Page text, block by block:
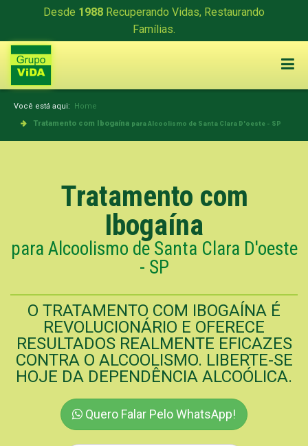
Desde 1988 Recuperando Vidas, Restaurando
Famílias.
Você está aqui: Home
Tratamento com Ibogaína para Alcoolismo de Santa Clara D'oeste - SP
Tratamento com
Ibogaína
para Alcoolismo de Santa Clara D'oeste
- SP
O TRATAMENTO COM IBOGAÍNA É
REVOLUCIONÁRIO E OFERECE
RESULTADOS REALMENTE EFICAZES
CONTRA O ALCOOLISMO. LIBERTE-SE
HOJE DA DEPENDÊNCIA ALCOÓLICA.
Quero Falar Pelo WhatsApp!